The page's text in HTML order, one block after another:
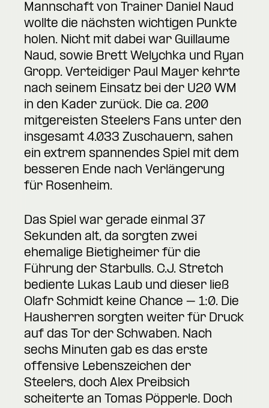
Mannschaft von Trainer Daniel Naud
wollte die nächsten wichtigen Punkte
holen. Nicht mit dabei war Guillaume
Naud, sowie Brett Welychka und Ryan
Gropp. Verteidiger Paul Mayer kehrte
nach seinem Einsatz bei der U20 WM
in den Kader zurück. Die ca. 200
mitgereisten Steelers Fans unter den
insgesamt 4.033 Zuschauern, sahen
ein extrem spannendes Spiel mit dem
besseren Ende nach Verlängerung
für Rosenheim.
Das Spiel war gerade einmal 37
Sekunden alt, da sorgten zwei
ehemalige Bietigheimer für die
Führung der Starbulls. C.J. Stretch
bediente Lukas Laub und dieser ließ
Olafr Schmidt keine Chance – 1:0. Die
Hausherren sorgten weiter für Druck
auf das Tor der Schwaben. Nach
sechs Minuten gab es das erste
offensive Lebenszeichen der
Steelers, doch Alex Preibsich
scheiterte an Tomas Pöpperle. Doch